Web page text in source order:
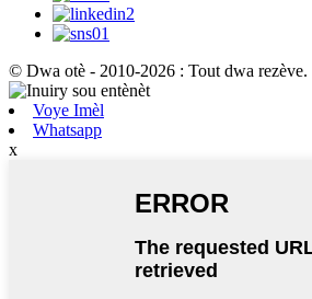
© Dwa otè - 2010-2026 : Tout dwa rezève.
Voye Imèl
Whatsapp
x